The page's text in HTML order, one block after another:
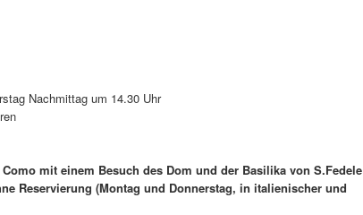
Nachmittag um 14.30 Uhr
mit einem Besuch des Dom und der Basilika von S.Fedele
Reservierung (Montag und Donnerstag, in italienischer und